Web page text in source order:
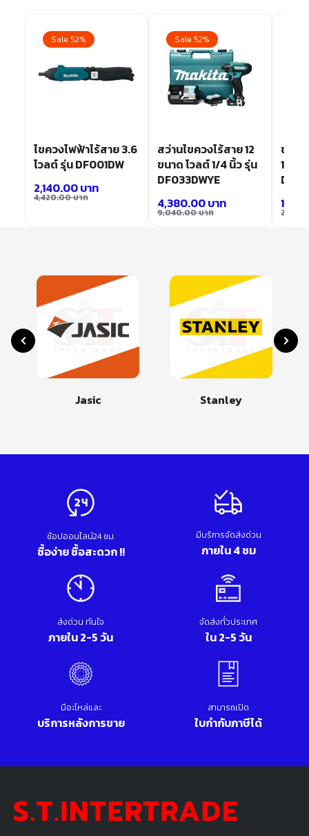
Sale 52%
ไขควงไฟฟ้าไร้สาย 3.6
โวลต์ รุ่น DF001DW
4,420.00บาท
2,140.00บาท
Sale 52%
สว่านไขควงไร้สาย 12
ขนาด โวลต์ 1/4 นิ้ว รุ่น
DF033DWYE
9,040.00บาท
4,380.00บาท
ชุดส
18 โ
Jasic Stanley
ช้อปออนไลน์24 ชม.
ซื้อง่าย ซื้อสะดวก !!
มีบริการจัดส่งด่วน
ภายใน 4 ชม
ส่งด่วน ทันใจ
ภายใน 2-5 วัน
จัดส่งทั่วประเทศ
ใน 2-5 วัน
มีอะไหล่และ
บริการหลังการขาย
สามารถเปิด
ใบกำกับภาษีได้